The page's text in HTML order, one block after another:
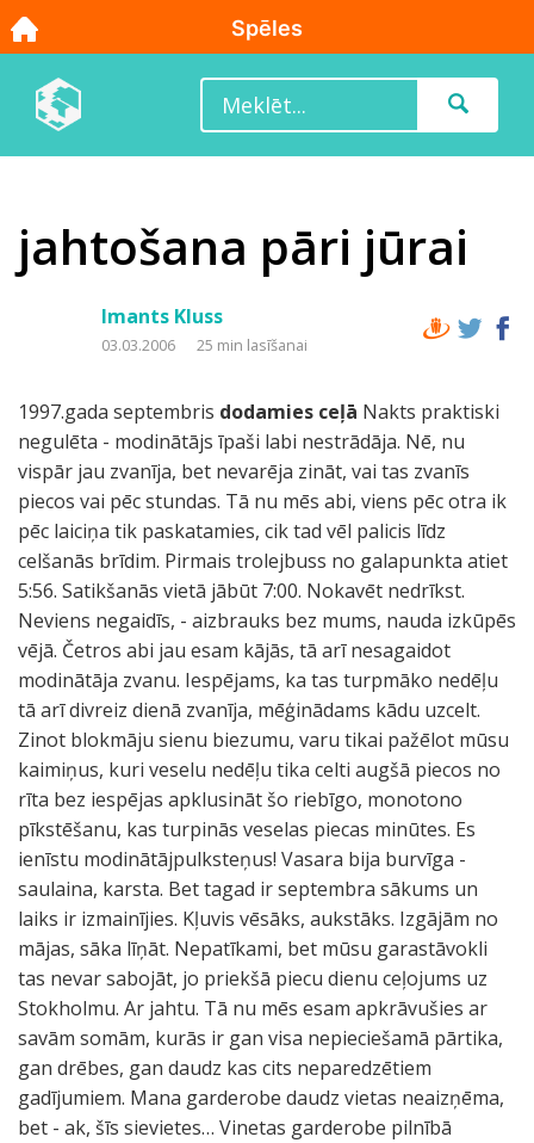
jahtošana pāri jūrai
Imants Kluss
03.03.2006 25 min lasīšanai
1997.gada septembris dodamies ceļā Nakts praktiski
negulēta - modinātājs īpaši labi nestrādāja. Nē, nu
vispār jau zvanīja, bet nevarēja zināt, vai tas zvanīs
piecos vai pēc stundas. Tā nu mēs abi, viens pēc otra ik
pēc laiciņa tik paskatamies, cik tad vēl palicis līdz
celšanās brīdim. Pirmais trolejbuss no galapunkta atiet
5:56. Satikšanās vietā jābūt 7:00. Nokavēt nedrīkst.
Neviens negaidīs, - aizbrauks bez mums, nauda izkūpēs
vējā. Četros abi jau esam kājās, tā arī nesagaidot
modinātāja zvanu. Iespējams, ka tas turpmāko nedēļu
tā arī divreiz dienā zvanīja, mēģinādams kādu uzcelt.
Zinot blokmāju sienu biezumu, varu tikai pažēlot mūsu
kaimiņus, kuri veselu nedēļu tika celti augšā piecos no
rīta bez iespējas apklusināt šo riebīgo, monotono
pīkstēšanu, kas turpinās veselas piecas minūtes. Es
ienīstu modinātājpulksteņus! Vasara bija burvīga -
saulaina, karsta. Bet tagad ir septembra sākums un
laiks ir izmainījies. Kļuvis vēsāks, aukstāks. Izgājām no
mājas, sāka līņāt. Nepatīkami, bet mūsu garastāvokli
tas nevar sabojāt, jo priekšā piecu dienu ceļojums uz
Stokholmu. Ar jahtu. Tā nu mēs esam apkrāvušies ar
savām somām, kurās ir gan visa nepieciešamā pārtika,
gan drēbes, gan daudz kas cits neparedzētiem
gadījumiem. Mana garderobe daudz vietas neaizņēma,
bet - ak, šīs sievietes… Vinetas garderobe pilnībā